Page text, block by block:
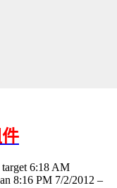
6:18 AM
8:16 PM 7/2/2012 –